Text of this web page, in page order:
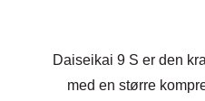
Daiseikai 9 S er den
med en større